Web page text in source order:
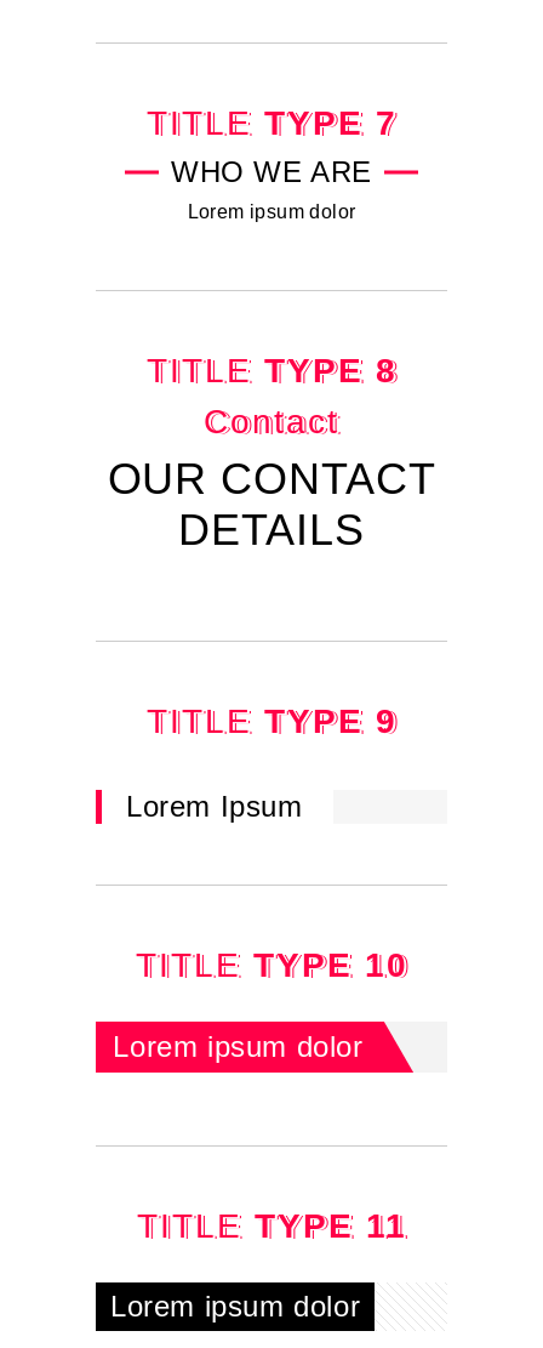
TITLE TYPE 7
WHO WE ARE
Lorem ipsum dolor
TITLE TYPE 8
Contact
OUR CONTACT
DETAILS
TITLE TYPE 9
Lorem Ipsum
TITLE TYPE 10
Lorem ipsum dolor
TITLE TYPE 11
Lorem ipsum dolor